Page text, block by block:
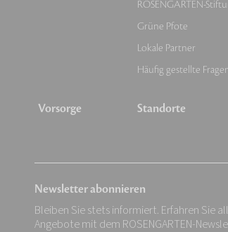
Vorsorge
ROSENGARTEN-
Grüne Pfote
Lokale Partner
Häufig gestellte
Standorte
Newsletter abonnieren
Bleiben Sie stets informiert. Erfahren Sie
Angebote mit dem ROSENGARTEN-